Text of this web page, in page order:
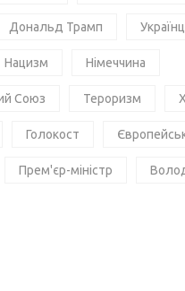
Дональд Трамп
Нацизм Німеччина
Союз Тероризм
Голокост
Прем'єр-міністр